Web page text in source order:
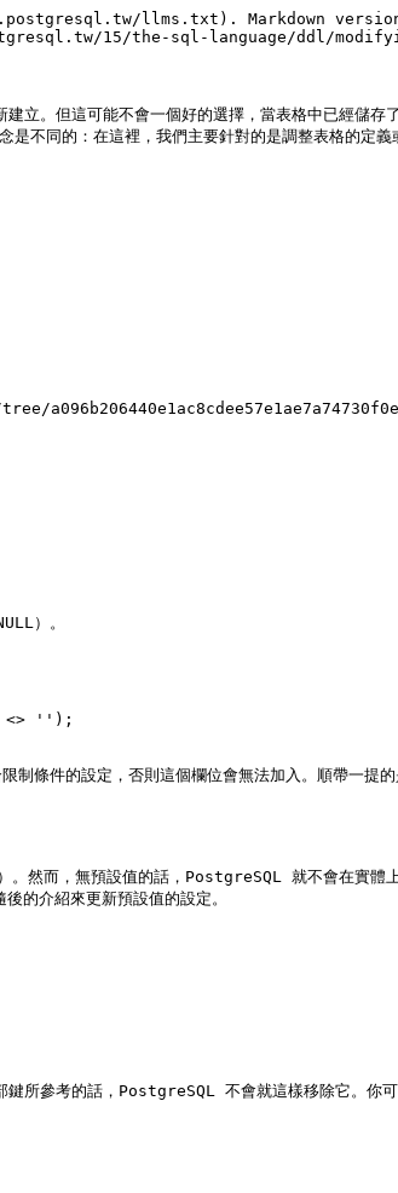
llms.txt). Markdown
15/the-sql-language/ddl/
立。但這可能不會一個好的選擇，當表格中已經儲存
不同的：在這裡，我們主要針對的是調整表格的定義
）。
<> '');
條件的設定，否則這個欄位會無法加入。順帶一提
然而，無預設值的話，PostgreSQL 就不會在實體
的介紹來更新預設值的設定。
所參考的話，PostgreSQL 不會就這樣移除它。你